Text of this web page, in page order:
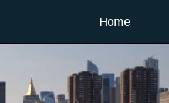
Home